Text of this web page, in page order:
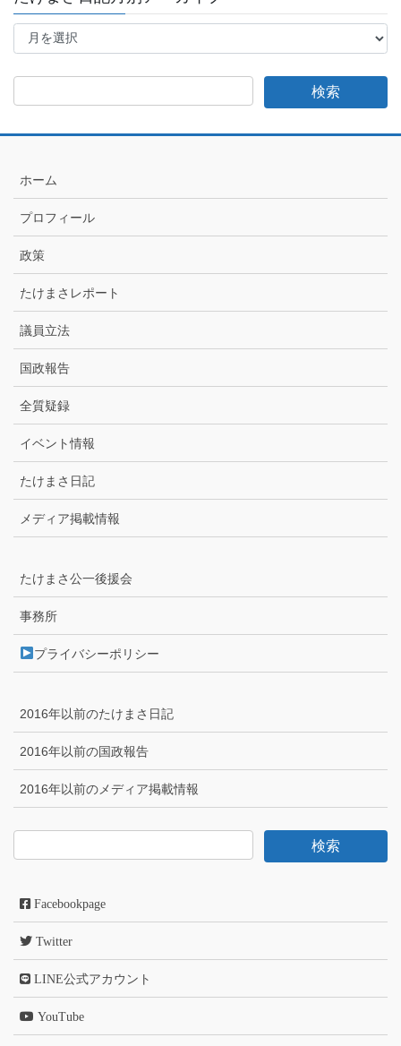
た
さ
月
カ
ブ
ホーム
プロフィール
政策
たけまさレポート
議員立法
国政報告
全質疑録
イベント情報
たけまさ日記
メディア掲載情報
たけまさ公一後援会
事務所
プライバシーポリシー
2016年以前のたけまさ日記
2016年以前の国政報告
2016年以前のメディア掲載情報
Facebookpage
Twitter
LINE公式アカウント
YouTube